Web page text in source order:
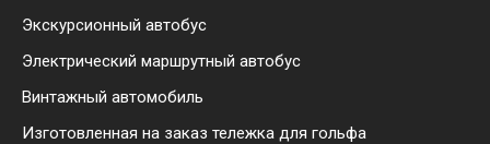
Экскурсионный автобус
Электрический маршрутный автобус
Винтажный автомобиль
Изготовленная на заказ тележка для гольфа